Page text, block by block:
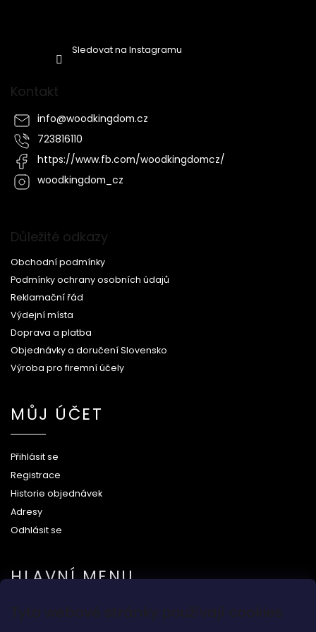
Tyto webové stránky používají cookies
Sledovat na Instagramu
Kontakt
info@woodkingdom.cz
723816110
https://www.fb.com/woodkingdomcz/
woodkingdom_cz
Důležité odkazy
Obchodní podmínky
Podmínky ochrany osobních údajů
Reklamační řád
Výdejní místa
Doprava a platba
Objednávky a doručení Slovensko
Výroba pro firemní účely
MŮJ ÚČET
Přihlásit se
Registrace
Historie objednávek
Adresy
Odhlásit se
HLAVNÍ MENU
Na svatbu